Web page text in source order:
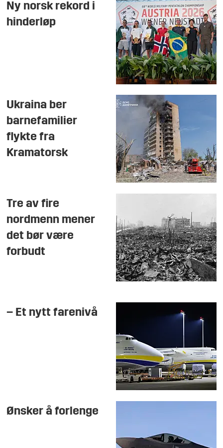
Ny norsk rekord i
hinderløp
Ukraina ber
barnefamilier
flykte fra
Kramatorsk
Tre av fire
nordmenn mener
det bør være
forbudt
– Et nytt farenivå
Ønsker å forlenge